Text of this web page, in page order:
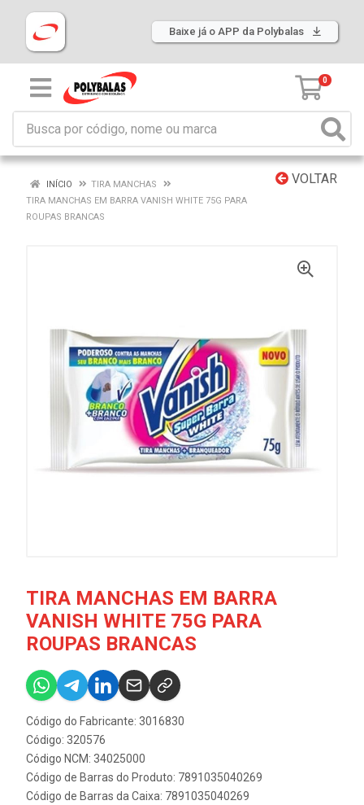
Baixe já o APP da Polybalas
0
VOLTAR
INÍCIO
TIRA MANCHAS
TIRA MANCHAS EM BARRA VANISH WHITE 75G PARA
ROUPAS BRANCAS
TIRA MANCHAS EM BARRA
VANISH WHITE 75G PARA
ROUPAS BRANCAS
Código do Fabricante: 3016830
Código: 320576
Código NCM: 34025000
Código de Barras do Produto: 7891035040269
Código de Barras da Caixa: 7891035040269